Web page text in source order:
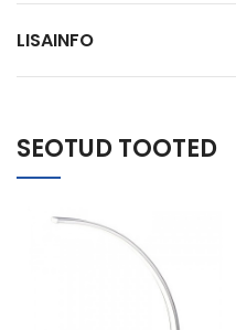
LISAINFO
SEOTUD TOOTED